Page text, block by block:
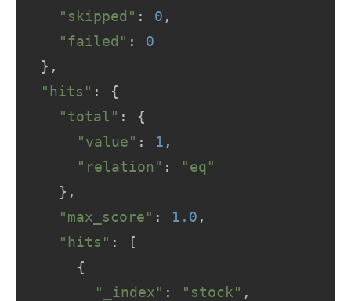
"skipped" : 0 ,
"failed" : 0
"hits" : {
"total" : {
"value" : 1 ,
"relation" :
"eq"
"max_score" : 1.0 ,
"hits" : [
"_index" : "stock" ,